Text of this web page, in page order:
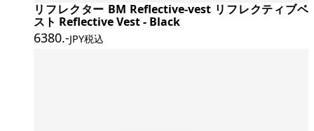
リフレクター BM Reflective-vest リフレクティブベ
スト Reflective Vest - Black
6380.-JPY税込